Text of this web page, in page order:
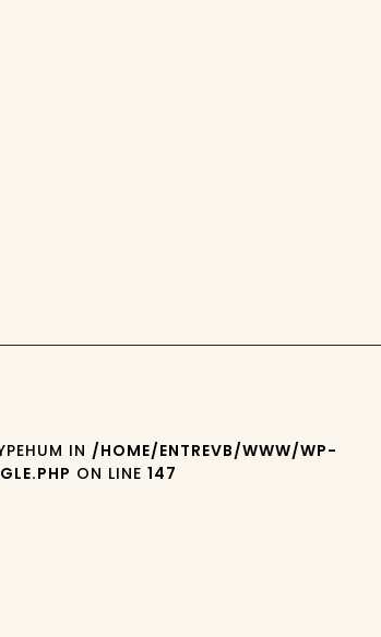
IN /HOME/ENTREVB/WWW/WP-
ON LINE147